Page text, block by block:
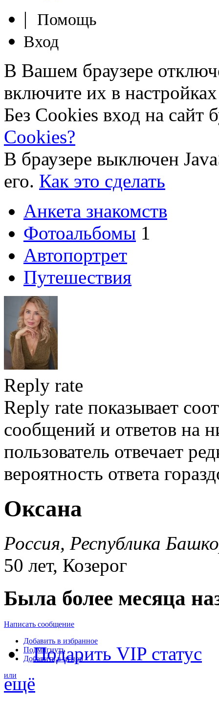
|
Помощь
Вход
В Вашем браузере
включите их в
Без Cookies вход на сайт
Cookies?
В браузере выключен
его. Как это сделать
Анкета знакомств
Фотоальбомы 1
Автопортрет
Путешествия
Reply rate
Reply rate показывает
сообщений и ответов на
пользователь отвечает
вероятность ответа
Оксана
Россия, Республика
50 лет, Козерог
Была более месяца
Написать сообщение
Добавить в избранное
Подмигнуть
Добавить в игнор
или
Подарить VIP статус
ещё